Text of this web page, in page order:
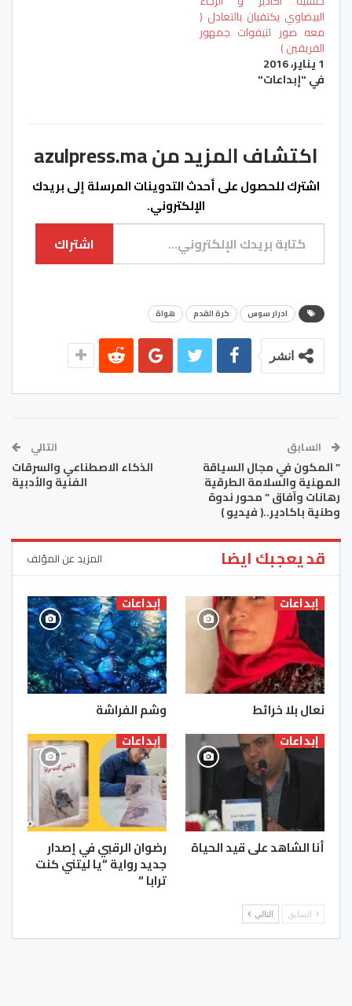
البيضاوي يكتفيان بالتعادل (
معه صور لتيفوات جمهور
الفريقين )
1 يناير، 2016
في "إبداعات"
اكتشاف المزيد من azulpress.ma
اشترك للحصول على أحدث التدوينات المرسلة إلى بريدك
الإلكتروني.
كتابة بريدك الإلكتروني...
اشتراك
ادرار سوس كرة القدم هواة
انشر
السابق
” المكون في مجال السياقة
المهنية والسلامة الطرقية
رهانات وآفاق ” محور ندوة
وطنية باكادير..( فيديو )
التالي
الذكاء الاصطناعي والسرقات
الفنية والأدبية
قد يعجبك ايضا المزيد عن المؤلف
إبداعات
نعال بلا خرائط
إبداعات
وشم الفراشة
إبداعات
أنا الشاهد على قيد الحياة
إبداعات
رضوان الرقبي في إصدار
جديد رواية “يا ليتني كنت
ترابا “
السابق التالي